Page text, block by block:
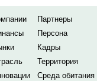
Партнеры
Персона
Кадры
Территория
Среда обитания